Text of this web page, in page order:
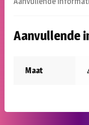
Aanvullende
Maat